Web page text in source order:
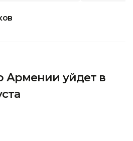
Армении уйдет в